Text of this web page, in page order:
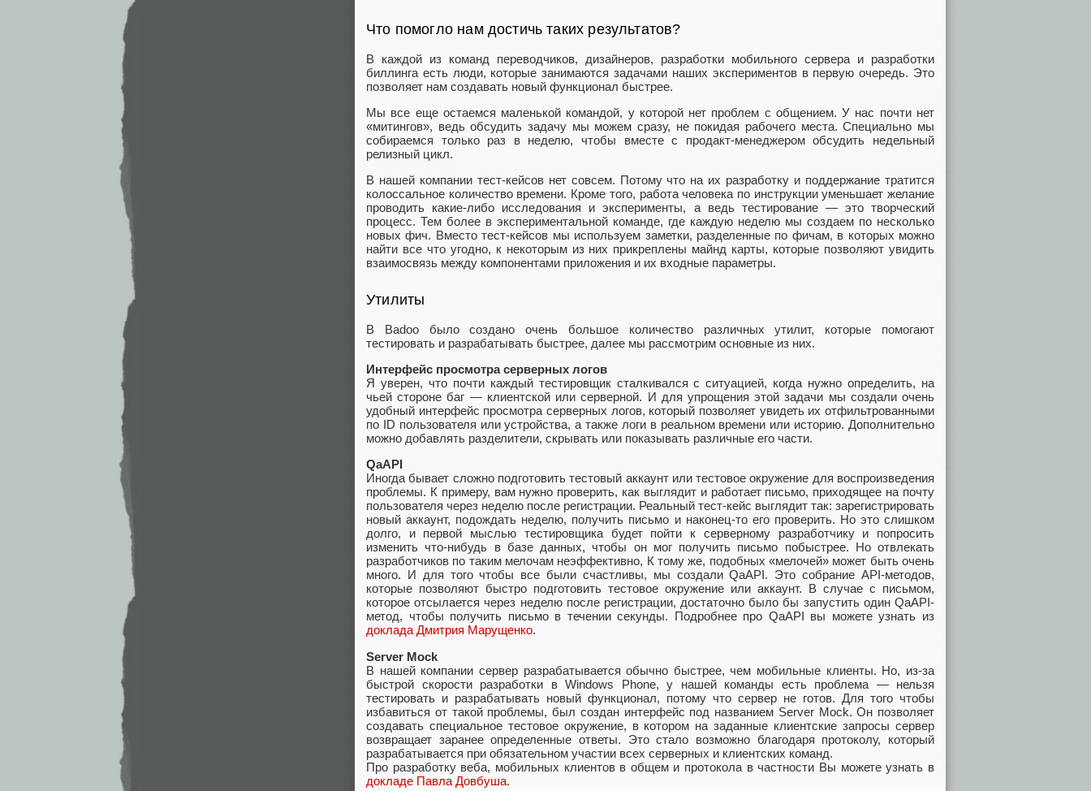
Что помогло нам достичь таких результатов?
В каждой из команд переводчиков, дизайнеров, разработки мобильного сервера и разработки
биллинга есть люди, которые занимаются задачами наших экспериментов в первую очередь. Это
позволяет нам создавать новый функционал быстрее.
Мы все еще остаемся маленькой командой, у которой нет проблем с общением. У нас почти нет
«митингов», ведь обсудить задачу мы можем сразу, не покидая рабочего места. Специально мы
собираемся только раз в неделю, чтобы вместе с продакт-менеджером обсудить недельный
релизный цикл.
В нашей компании тест-кейсов нет совсем. Потому что на их разработку и поддержание тратится
колоссальное количество времени. Кроме того, работа человека по инструкции уменьшает желание
проводить какие-либо исследования и эксперименты, а ведь тестирование — это творческий
процесс. Тем более в экспериментальной команде, где каждую неделю мы создаем по несколько
новых фич. Вместо тест-кейсов мы используем заметки, разделенные по фичам, в которых можно
найти все что угодно, к некоторым из них прикреплены майнд карты, которые позволяют увидить
взаимосвязь между компонентами приложения и их входные параметры.
Утилиты
В Badoo было создано очень большое количество различных утилит, которые помогают
тестировать и разрабатывать быстрее, далее мы рассмотрим основные из них.
Интерфейс просмотра серверных логов
Я уверен, что почти каждый тестировщик сталкивался с ситуацией, когда нужно определить, на
чьей стороне баг — клиентской или серверной. И для упрощения этой задачи мы создали очень
удобный интерфейс просмотра серверных логов, который позволяет увидеть их отфильтрованными
по ID пользователя или устройства, а также логи в реальном времени или историю. Дополнительно
можно добавлять разделители, скрывать или показывать различные его части.
QаAPI
Иногда бывает сложно подготовить тестовый аккаунт или тестовое окружение для воспроизведения
проблемы. К примеру, вам нужно проверить, как выглядит и работает письмо, приходящее на почту
пользователя через неделю после регистрации. Реальный тест-кейс выглядит так: зарегистрировать
новый аккаунт, подождать неделю, получить письмо и наконец-то его проверить. Но это слишком
долго, и первой мыслью тестировщика будет пойти к серверному разработчику и попросить
изменить что-нибудь в базе данных, чтобы он мог получить письмо побыстрее. Но отвлекать
разработчиков по таким мелочам неэффективно, К тому же, подобных «мелочей» может быть очень
много. И для того чтобы все были счастливы, мы создали QaAPI. Это собрание API-методов,
которые позволяют быстро подготовить тестовое окружение или аккаунт. В случае с письмом,
которое отсылается через неделю после регистрации, достаточно было бы запустить один QaAPI-
метод, чтобы получить письмо в течении секунды. Подробнее про QaAPI вы можете узнать из
доклада Дмитрия Марущенко.
Server Mock
В нашей компании сервер разрабатывается обычно быстрее, чем мобильные клиенты. Но, из-за
быстрой скорости разработки в Windows Phone, у нашей команды есть проблема — нельзя
тестировать и разрабатывать новый функционал, потому что сервер не готов. Для того чтобы
избавиться от такой проблемы, был создан интерфейс под названием Server Mock. Он позволяет
создавать специальное тестовое окружение, в котором на заданные клиентские запросы сервер
возвращает заранее определенные ответы. Это стало возможно благодаря протоколу, который
разрабатывается при обязательном участии всех серверных и клиентских команд.
Про разработку веба, мобильных клиентов в общем и протокола в частности Вы можете узнать в
докладе Павла Довбуша.